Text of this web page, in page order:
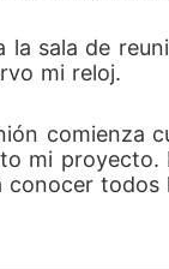
la sala de
mi reloj.
comienza
mi proyecto.
conocer todos